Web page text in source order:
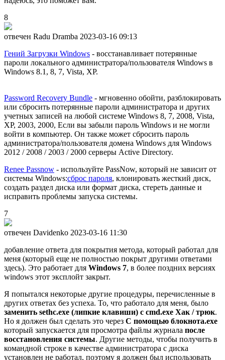
8
отвечен Radu Dramba 2023-03-16 09:13
Гений Загрузки Windows - восстанавливает потерянные
пароли локального администратора/пользователя Windows в
Windows 8.1, 8, 7, Vista, XP.
Password Recovery Bundle - мгновенно обойти, разблокировать
или сбросить потерянные пароли администратора и других
учетных записей на любой системе Windows 8, 7, 2008, Vista,
XP, 2003, 2000, Если вы забыли пароль Windows и не могли
войти в компьютер. Он также может сбросить пароль
администратора/пользователя домена Windows для Windows
2012 / 2008 / 2003 / 2000 серверы Active Directory.
Renee Passnow - используйте PassNow, который не зависит от
системы Windows:сброс пароля, клонировать жесткий диск,
создать раздел диска или формат диска, стереть данные и
исправить проблемы запуска системы.
7
отвечен Davidenko 2023-03-16 11:30
добавление ответа для покрытия метода, который работал для
меня (который еще не полностью покрыт другими ответами
здесь). Это работает для Windows 7, в более поздних версиях
windows этот эксплойт закрыт.
Я попытался некоторые другие процедуры, перечисленные в
других ответах без успеха. То, что работало для меня, было
заменить sethc.exe (липкие клавиши) с cmd.exe Хак / трюк.
Но я должен был сделать это через С помощью блокнота.exe
который запускается для просмотра файлы журнала после
восстановления системы. Другие методы, чтобы получить в
командной строке в качестве администратора с диска
установлен не работал, поэтому я должен был использовать